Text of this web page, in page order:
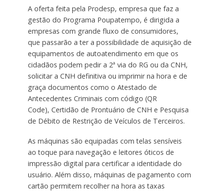
A oferta feita pela Prodesp, empresa que faz a
gestão do Programa Poupatempo, é dirigida a
empresas com grande fluxo de consumidores,
que passarão a ter a possibilidade de aquisição de
equipamentos de autoatendimento em que os
cidadãos podem pedir a 2ª via do RG ou da CNH,
solicitar a CNH definitiva ou imprimir na hora e de
graça documentos como o Atestado de
Antecedentes Criminais com código (QR
Code), Certidão de Prontuário de CNH e Pesquisa
de Débito de Restrição de Veículos de Terceiros.
As máquinas são equipadas com telas sensíveis
ao toque para navegação e leitores óticos de
impressão digital para certificar a identidade do
usuário. Além disso, máquinas de pagamento com
cartão permitem recolher na hora as taxas